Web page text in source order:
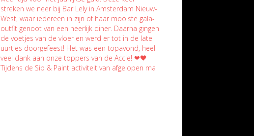
Tijdens de Sip & Paint activiteit van afgelopen ma